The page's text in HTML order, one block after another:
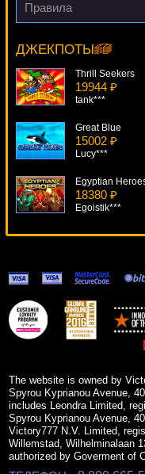
SmileLow***
Правила
ДЖЕКПОТЫ
Gemscapades
turen***
Thrill Seekers
19944 ₽
tank***
Great Blue
15002 ₽
Lucy***
Egyptian
18380 ₽
Egoistik***
Spanish
18570 ₽
tank***
Wolf Cub
The website is owned by
Spyrou Kyprianou Avenue,
includes Leondra Limited,
Spyrou Kyprianou Avenue,
Victory777 N.V. Limited,
Willemstad, Wilhelminalaan
authorized by Goverment of